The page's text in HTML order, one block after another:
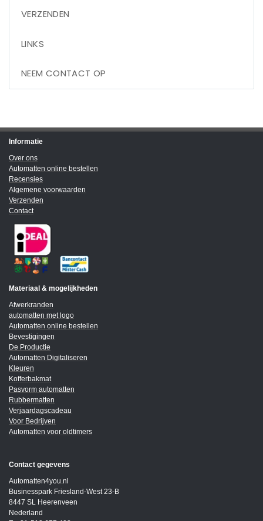
VERZENDEN
LINKS
NEEM CONTACT OP
Informatie
Over ons
Automatten online bestellen
Recensies
Algemene voorwaarden
Verzenden
Contact
Materiaal & mogelijkheden
Afwerkranden
automatten met logo
Automatten online bestellen
Bevestigingen
De Productie
Automatten Digitaliseren
Kleuren
Kofferbakmat
Pasvorm automatten
Rubbermatten
Verjaardagscadeau
Voor Bedrijven
Automatten voor oldtimers
Contact gegevens
Automatten4you.nl
Businesspark Friesland-West 23-B
8447 SL Heerenveen
Nederland